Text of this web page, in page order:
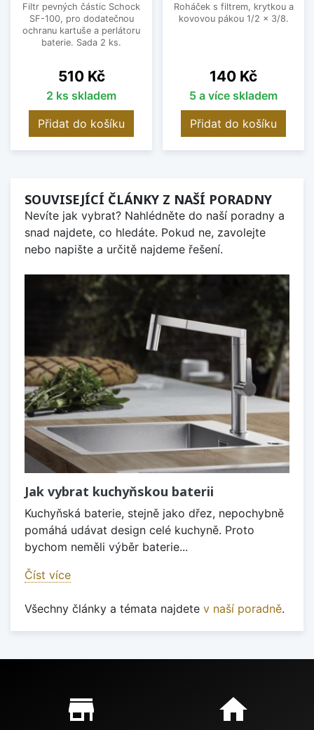
Filtr pevných částic Schock
SF-100, pro dodatečnou
ochranu kartuše a perlátoru
baterie. Sada 2 ks.
Cena
510 Kč
2 ks skladem
Přidat do košíku
Roháček s filtrem, krytkou a
kovovou pákou 1/2 x 3/8.
Cena
140 Kč
5 a více skladem
Přidat do košíku
SOUVISEJÍCÍ ČLÁNKY Z NAŠÍ PORADNY
Nevíte jak vybrat? Nahlédněte do naší poradny a
snad najdete, co hledáte. Pokud ne, zavolejte
nebo napište a určitě najdeme řešení.
Jak vybrat kuchyňskou baterii
Kuchyňská baterie, stejně jako dřez, nepochybně
pomáhá udávat design celé kuchyně. Proto
bychom neměli výběr baterie...
Číst více
Všechny články a témata najdete v naší poradně.
Proč nakupovat u nás?
store_mall_directory home